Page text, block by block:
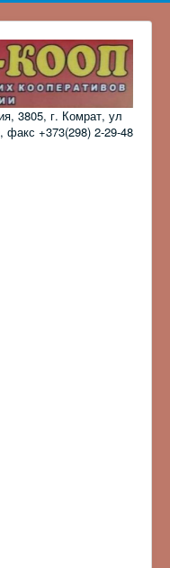
3805, г. Комрат, ул
факс +373(298) 2-29-48